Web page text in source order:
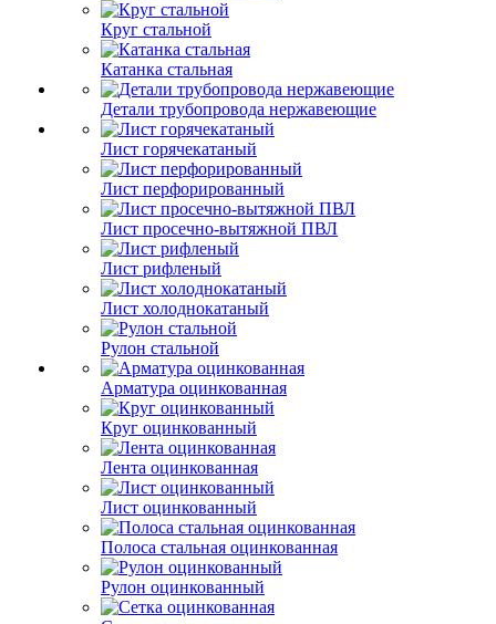
Круг стальной
Катанка стальная
Детали трубопровода нержавеющие
Лист горячекатаный
Лист перфорированный
Лист просечно-вытяжной ПВЛ
Лист рифленый
Лист холоднокатаный
Рулон стальной
Арматура оцинкованная
Круг оцинкованный
Лента оцинкованная
Лист оцинкованный
Полоса стальная оцинкованная
Рулон оцинкованный